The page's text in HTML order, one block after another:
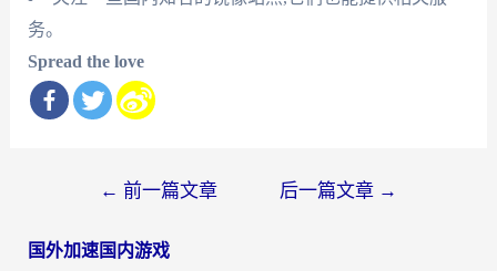
务。
Spread the love
导
← 前一篇文章 后一篇文章 →
国外加速国内游戏